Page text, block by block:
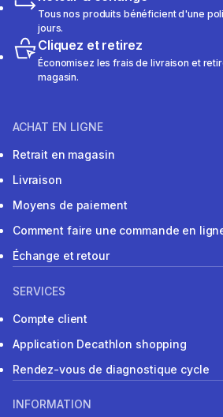
Tous nos produits bénéficient d'une
jours.
Cliquez et retirez
Économisez les frais de livraison et
magasin.
ACHAT EN LIGNE
Retrait en magasin
Livraison
Moyens de paiement
Comment faire une commande en
Échange et retour
SERVICES
Compte client
Application Decathlon shopping
Rendez-vous de diagnostique cycle
INFORMATION